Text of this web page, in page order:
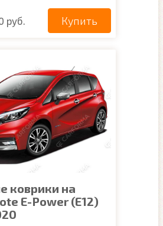
руб. Купить
коврики на
E-Power (E12)